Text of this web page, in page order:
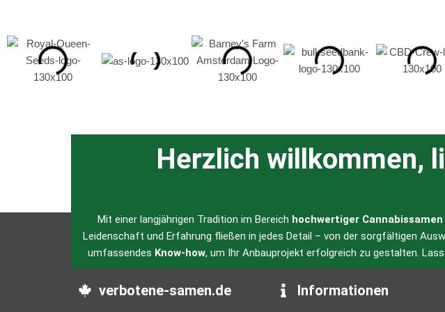
Produktseite
gewählt
Herzlich willkommen,
Mit einer langjährigen Tradition im Bereich hochwertiger Cannabissamen
Leidenschaft und Erfahrung fließen in jedes Detail – von der sorgfältigen
umfassendes Know-how, um Ihr Anbauprojekt erfolgreich zu gestalten.
verbotene-samen.de Informationen